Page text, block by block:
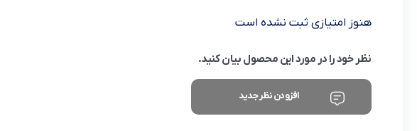
هنوز امتیازی ثبت نشده است
نظر خود را در مورد این محصول بیان کنید.
افزودن نظر جدید